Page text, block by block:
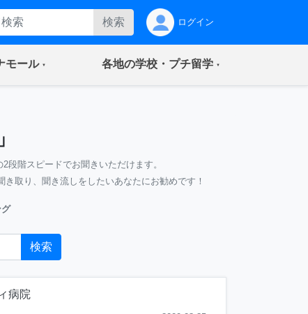
検索 ログイン
モール(current) 各地の学校・プチ留学(current)
階スピードでお聞きいただけます。
取り、聞き流しをしたいあなたにお勧めです！
検索
病院